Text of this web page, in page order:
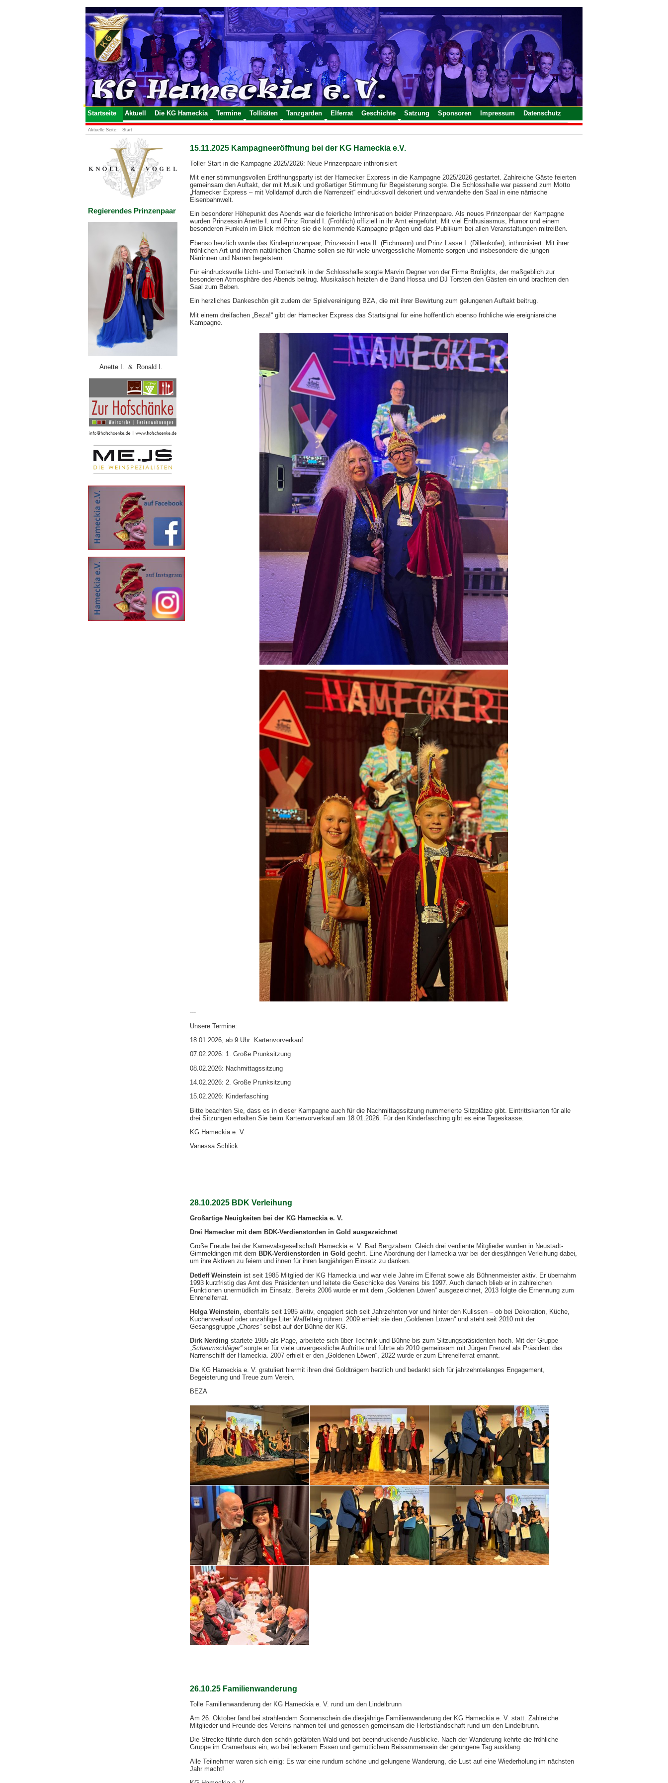
Startseite Aktuell Die KG Hameckia Termine Tollitäten Tanzgarden Elferrat Geschichte Satzung Sponsoren Impressum Datenschutz
Aktuelle Seite: Start
Regierendes Prinzenpaar
Anette I. & Ronald I.
15.11.2025 Kampagneeröffnung bei der KG Hameckia e.V.
Toller Start in die Kampagne 2025/2026: Neue Prinzenpaare inthronisiert
Mit einer stimmungsvollen Eröffnungsparty ist der Hamecker Express in die Kampagne 2025/2026 gestartet. Zahlreiche Gäste feierten
gemeinsam den Auftakt, der mit Musik und großartiger Stimmung für Begeisterung sorgte. Die Schlosshalle war passend zum Motto
„Hamecker Express – mit Volldampf durch die Narrenzeit“ eindrucksvoll dekoriert und verwandelte den Saal in eine närrische
Eisenbahnwelt.
Ein besonderer Höhepunkt des Abends war die feierliche Inthronisation beider Prinzenpaare. Als neues Prinzenpaar der Kampagne
wurden Prinzessin Anette I. und Prinz Ronald I. (Fröhlich) offiziell in ihr Amt eingeführt. Mit viel Enthusiasmus, Humor und einem
besonderen Funkeln im Blick möchten sie die kommende Kampagne prägen und das Publikum bei allen Veranstaltungen mitreißen.
Ebenso herzlich wurde das Kinderprinzenpaar, Prinzessin Lena II. (Eichmann) und Prinz Lasse I. (Dillenkofer), inthronisiert. Mit ihrer
fröhlichen Art und ihrem natürlichen Charme sollen sie für viele unvergessliche Momente sorgen und insbesondere die jungen
Närrinnen und Narren begeistern.
Für eindrucksvolle Licht- und Tontechnik in der Schlosshalle sorgte Marvin Degner von der Firma Brolights, der maßgeblich zur
besonderen Atmosphäre des Abends beitrug. Musikalisch heizten die Band Hossa und DJ Torsten den Gästen ein und brachten den
Saal zum Beben.
Ein herzliches Dankeschön gilt zudem der Spielvereinigung BZA, die mit ihrer Bewirtung zum gelungenen Auftakt beitrug.
Mit einem dreifachen „Beza!“ gibt der Hamecker Express das Startsignal für eine hoffentlich ebenso fröhliche wie ereignisreiche
Kampagne.
---
Unsere Termine:
18.01.2026, ab 9 Uhr: Kartenvorverkauf
07.02.2026: 1. Große Prunksitzung
08.02.2026: Nachmittagssitzung
14.02.2026: 2. Große Prunksitzung
15.02.2026: Kinderfasching
Bitte beachten Sie, dass es in dieser Kampagne auch für die Nachmittagssitzung nummerierte Sitzplätze gibt. Eintrittskarten für alle
drei Sitzungen erhalten Sie beim Kartenvorverkauf am 18.01.2026. Für den Kinderfasching gibt es eine Tageskasse.
KG Hameckia e. V.
Vanessa Schlick
28.10.2025 BDK Verleihung
Großartige Neuigkeiten bei der KG Hameckia e. V.
Drei Hamecker mit dem BDK-Verdienstorden in Gold ausgezeichnet
Große Freude bei der Karnevalsgesellschaft Hameckia e. V. Bad Bergzabern: Gleich drei verdiente Mitglieder wurden in Neustadt-
Gimmeldingen mit dem BDK-Verdienstorden in Gold geehrt. Eine Abordnung der Hameckia war bei der diesjährigen Verleihung dabei,
um ihre Aktiven zu feiern und ihnen für ihren langjährigen Einsatz zu danken.
Detleff Weinstein ist seit 1985 Mitglied der KG Hameckia und war viele Jahre im Elferrat sowie als Bühnenmeister aktiv. Er übernahm
1993 kurzfristig das Amt des Präsidenten und leitete die Geschicke des Vereins bis 1997. Auch danach blieb er in zahlreichen
Funktionen unermüdlich im Einsatz. Bereits 2006 wurde er mit dem „Goldenen Löwen“ ausgezeichnet, 2013 folgte die Ernennung zum
Ehrenelferrat.
Helga Weinstein, ebenfalls seit 1985 aktiv, engagiert sich seit Jahrzehnten vor und hinter den Kulissen – ob bei Dekoration, Küche,
Kuchenverkauf oder unzählige Liter Waffelteig rühren. 2009 erhielt sie den „Goldenen Löwen“ und steht seit 2010 mit der
Gesangsgruppe „Chores“selbst auf der Bühne der KG.
Dirk Nerding startete 1985 als Page, arbeitete sich über Technik und Bühne bis zum Sitzungspräsidenten hoch. Mit der Gruppe
„Schaumschläger“sorgte er für viele unvergessliche Auftritte und führte ab 2010 gemeinsam mit Jürgen Frenzel als Präsident das
Narrenschiff der Hameckia. 2007 erhielt er den „Goldenen Löwen“, 2022 wurde er zum Ehrenelferrat ernannt.
Die KG Hameckia e. V. gratuliert hiermit ihren drei Goldträgern herzlich und bedankt sich für jahrzehntelanges Engagement,
Begeisterung und Treue zum Verein.
BEZA
26.10.25 Familienwanderung
Tolle Familienwanderung der KG Hameckia e. V. rund um den Lindelbrunn
Am 26. Oktober fand bei strahlendem Sonnenschein die diesjährige Familienwanderung der KG Hameckia e. V. statt. Zahlreiche
Mitglieder und Freunde des Vereins nahmen teil und genossen gemeinsam die Herbstlandschaft rund um den Lindelbrunn.
Die Strecke führte durch den schön gefärbten Wald und bot beeindruckende Ausblicke. Nach der Wanderung kehrte die fröhliche
Gruppe im Cramerhaus ein, wo bei leckerem Essen und gemütlichem Beisammensein der gelungene Tag ausklang.
Alle Teilnehmer waren sich einig: Es war eine rundum schöne und gelungene Wanderung, die Lust auf eine Wiederholung im nächsten
Jahr macht!